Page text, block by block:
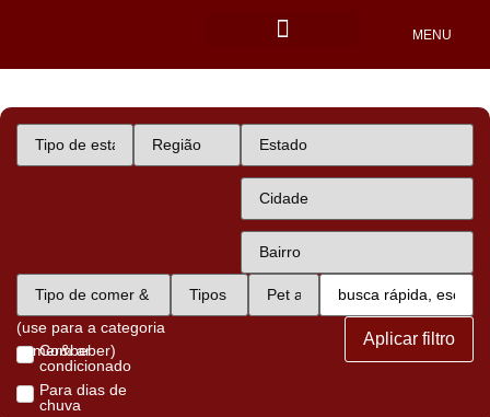
MENU
(use para a categoria
comer&beber)
Com ar
condicionado
Para dias de
chuva
Aplicar filtro